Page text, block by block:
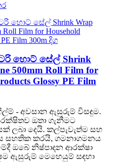
හොට් සේල් Shrink
500mm Roll Film for
Glossy PE Film
- අවසාන ඇසුරුම් විසඳුම.
ඔතා ගැනීමට
ලබා දෙයි. කල්පැවැත්ම සහ
සහතික කරයි, ගමනාගමනය
ඔබේ නිෂ්පාදන ආරක්ෂා
ඇසුරුම් මෙහෙයුම් සඳහා